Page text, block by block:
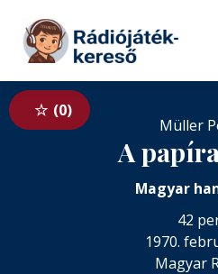
Tovább a tartalomhoz
0
Müller
A
Magyar
42
1970.
Magyar